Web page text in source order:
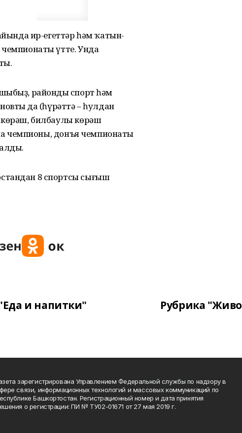
ир-егеттәр һәм ҡатын-
үтте. Унда
райондың спорт һәм
да (һүрәттә – һулдан
билбаулы көрәш
чемпионы, донъя чемпионаты
8 спортсы сығыш
и напитки" Рубрика
зарегистрирована Управлением Федеральной службы по надзору в
связи, информационных технологий и массовых коммуникаций по
Башкортостан. Регистрационный номер и дата принятия
о регистрации: ПИ № ТУ02-01671 от 27 мая 2019 г.